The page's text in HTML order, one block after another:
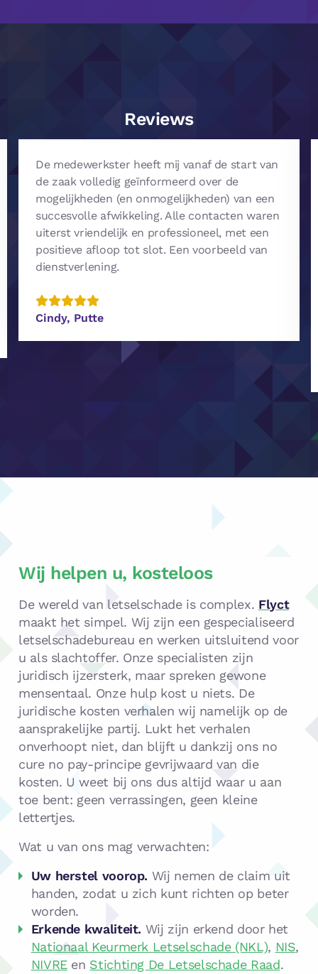
Reviews
De medewerkster heeft mij vanaf de start van
de zaak volledig geïnformeerd over de
mogelijkheden (en onmogelijkheden) van een
succesvolle afwikkeling. Alle contacten waren
uiterst vriendelijk en professioneel, met een
positieve afloop tot slot. Een voorbeeld van
dienstverlening.
Cindy, Putte
Wij helpen u, kosteloos
De wereld van letselschade is complex. Flyct
maakt het simpel. Wij zijn een gespecialiseerd
letselschadebureau en werken uitsluitend voor
u als slachtoffer. Onze specialisten zijn
juridisch ijzersterk, maar spreken gewone
mensentaal. Onze hulp kost u niets. De
juridische kosten verhalen wij namelijk op de
aansprakelijke partij. Lukt het verhalen
onverhoopt niet, dan blijft u dankzij ons no
cure no pay-principe gevrijwaard van die
kosten. U weet bij ons dus altijd waar u aan
toe bent: geen verrassingen, geen kleine
lettertjes.
Wat u van ons mag verwachten:
Uw herstel voorop. Wij nemen de claim uit
handen, zodat u zich kunt richten op beter
worden.
Erkende kwaliteit. Wij zijn erkend door het
Nationaal Keurmerk Letselschade (NKL), NIS,
NIVREen Stichting De Letselschade Raad.